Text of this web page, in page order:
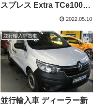
スプレス Extra TCe100
2022.05.10
並行輸入中古車
並行輸入車 ディーラー新